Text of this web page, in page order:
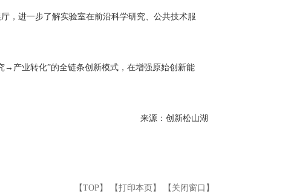
进一步了解实验室在前沿科学研究、公共技术服
业转化”的全链条创新模式，在增强原始创新能
来源：创新松山湖
【TOP 】 【打印本页 】 【 关闭窗口 】